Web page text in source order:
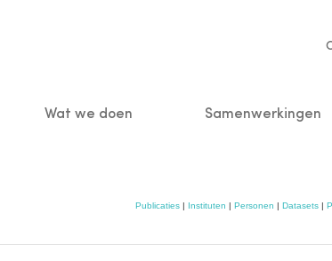
Wat we doen Samenwerkingen
Publicaties| Instituten | Personen | Datasets|